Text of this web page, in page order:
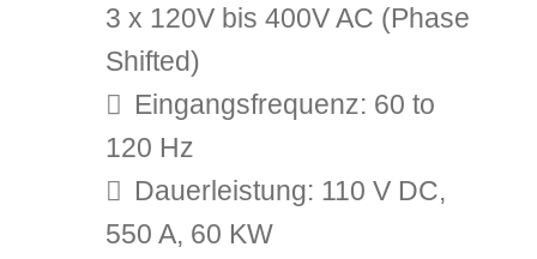
3 x 120V bis 400V AC (Phase
Shifted)
Eingangsfrequenz: 60 to
120 Hz
Dauerleistung: 110 V DC,
550 A, 60 KW